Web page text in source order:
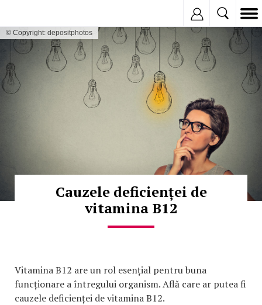
© Copyright: depositphotos
Cauzele deficienței de
vitamina B12
Vitamina B12 are un rol esențial pentru buna
funcționare a întregului organism. Află care ar putea fi
cauzele deficienței de vitamina B12.